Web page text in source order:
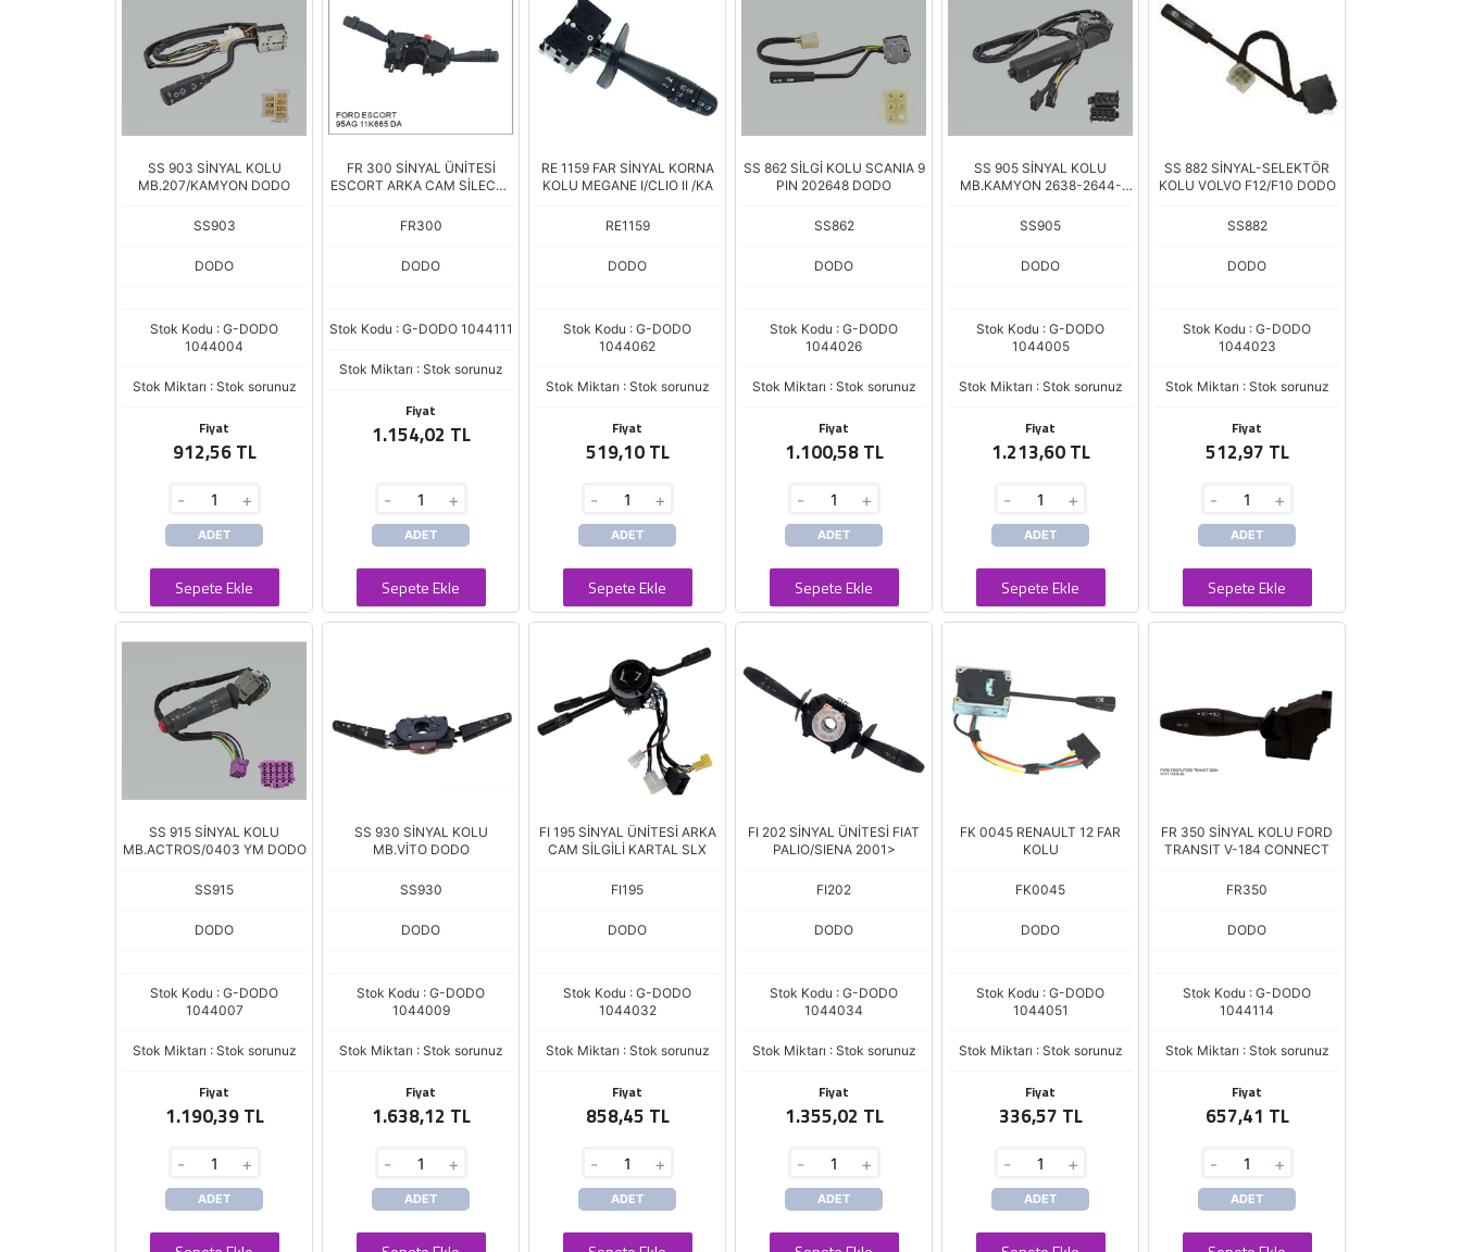
SS 903 SİNYAL KOLU
MB.207/KAMYON DODO
SS903
DODO
Stok Kodu : G-DODO
1044004
Stok Miktarı : Stok sorunuz
Fiyat
912,56 TL
- +
ADET
Sepete Ekle
FR 300 SİNYAL ÜNİTESİ
ESCORT ARKA CAM SİLECEK
FR300
DODO
Stok Kodu : G-DODO 1044111
Stok Miktarı : Stok sorunuz
Fiyat
1.154,02 TL
- +
ADET
Sepete Ekle
RE 1159 FAR SİNYAL KORNA
KOLU MEGANE I/CLIO II /KA
RE1159
DODO
Stok Kodu : G-DODO
1044062
Stok Miktarı : Stok sorunuz
Fiyat
519,10 TL
- +
ADET
Sepete Ekle
SS 862 SİLGİ KOLU SCANIA 9
PIN 202648 DODO
SS862
DODO
Stok Kodu : G-DODO
1044026
Stok Miktarı : Stok sorunuz
Fiyat
1.100,58 TL
- +
ADET
Sepete Ekle
SS 905 SİNYAL KOLU
MB.KAMYON 2638-2644-
SS905
DODO
Stok Kodu : G-DODO
1044005
Stok Miktarı : Stok sorunuz
Fiyat
1.213,60 TL
- +
ADET
Sepete Ekle
SS 882 SİNYAL-SELEKTÖR
KOLU VOLVO F12/F10 DODO
SS882
DODO
Stok Kodu : G-DODO
1044023
Stok Miktarı : Stok sorunuz
Fiyat
512,97 TL
- +
ADET
Sepete Ekle
SS 915 SİNYAL KOLU
MB.ACTROS/0403 YM DODO
SS915
DODO
Stok Kodu : G-DODO
1044007
Stok Miktarı : Stok sorunuz
Fiyat
1.190,39 TL
- +
ADET
SS 930 SİNYAL KOLU
MB.VİTO DODO
SS930
DODO
Stok Kodu : G-DODO
1044009
Stok Miktarı : Stok sorunuz
Fiyat
1.638,12 TL
- +
ADET
FI 195 SİNYAL ÜNİTESİ ARKA
CAM SİLGİLİ KARTAL SLX
FI195
DODO
Stok Kodu : G-DODO
1044032
Stok Miktarı : Stok sorunuz
Fiyat
858,45 TL
- +
ADET
FI 202 SİNYAL ÜNİTESİ FIAT
PALIO/SIENA 2001>
FI202
DODO
Stok Kodu : G-DODO
1044034
Stok Miktarı : Stok sorunuz
Fiyat
1.355,02 TL
- +
ADET
FK 0045 RENAULT 12 FAR
KOLU
FK0045
DODO
Stok Kodu : G-DODO
1044051
Stok Miktarı : Stok sorunuz
Fiyat
336,57 TL
- +
ADET
FR 350 SİNYAL KOLU FORD
TRANSIT V-184 CONNECT
FR350
DODO
Stok Kodu : G-DODO
1044114
Stok Miktarı : Stok sorunuz
Fiyat
657,41 TL
- +
ADET